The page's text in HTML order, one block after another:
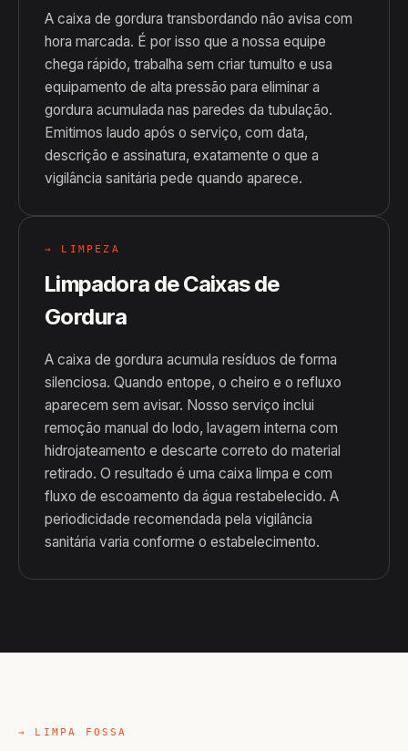
A caixa de gordura transbordando não avisa com
hora marcada. É por isso que a nossa equipe
chega rápido, trabalha sem criar tumulto e usa
equipamento de alta pressão para eliminar a
gordura acumulada nas paredes da tubulação.
Emitimos laudo após o serviço, com data,
descrição e assinatura, exatamente o que a
vigilância sanitária pede quando aparece.
→ LIMPEZA
Limpadora de Caixas de
Gordura
A caixa de gordura acumula resíduos de forma
silenciosa. Quando entope, o cheiro e o refluxo
aparecem sem avisar. Nosso serviço inclui
remoção manual do lodo, lavagem interna com
hidrojateamento e descarte correto do material
retirado. O resultado é uma caixa limpa e com
fluxo de escoamento da água restabelecido. A
periodicidade recomendada pela vigilância
sanitária varia conforme o estabelecimento.
→ LIMPA FOSSA